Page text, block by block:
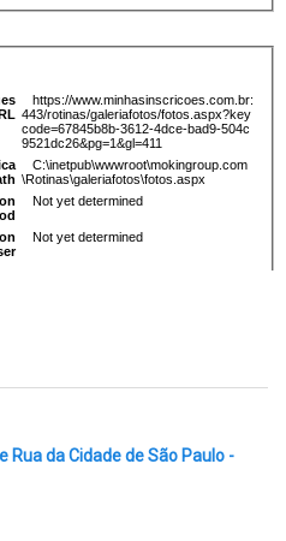
Rua da Cidade de São Paulo -